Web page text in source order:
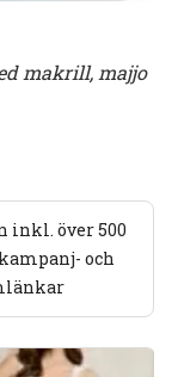
makrill, majjo
inkl. över 500
och